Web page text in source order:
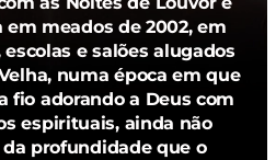
meados de 2002, em
e salões alugados
numa época em que
fio adorando a Deus com
espirituais, ainda não
profundidade que o